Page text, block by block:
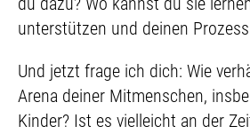
unterstützen und deinen
Und jetzt frage ich dich: Wie
Arena deiner Mitmenschen,
Kinder? Ist es vielleicht an der